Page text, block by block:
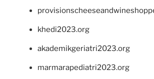
khedi2023.org
akademikgeriatri2023.org
marmarapediatri2023.org